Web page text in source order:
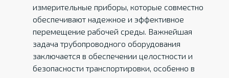
измерительные приборы, которые совместно
обеспечивают надежное и эффективное
перемещение рабочей среды. Важнейшая
задача трубопроводного оборудования
заключается в обеспечении целостности и
безопасности транспортировки, особенно в